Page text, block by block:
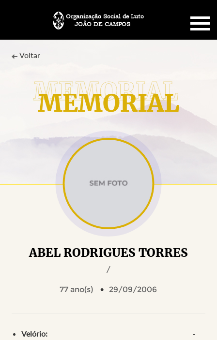
JOÃO DE CAMPOS
Organização Social de Luto
SOBRE NÓS
PLANO FUNERÁRIO
MENSAGENS
MEMORIAL
Voltar
ABEL RODRIGUES TORRES
/
77 ano(s) 29/09/2006
Velório:
-